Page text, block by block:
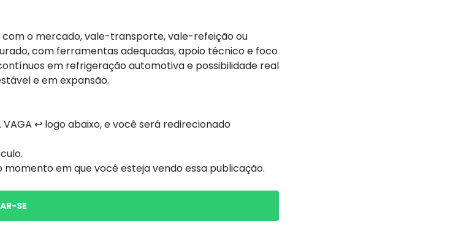
o mercado, vale-transporte, vale-refeição ou
com ferramentas adequadas, apoio técnico e foco
em refrigeração automotiva e possibilidade real
e em expansão.
VAGA ↩ logo abaixo, e você será redirecionado
em que você esteja vendo essa publicação.
SE